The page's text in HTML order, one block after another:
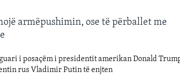
armëpushimin, ose të përballet me
i posaçëm i presidentit amerikan Donald
rus Vladimir Putin të enjten